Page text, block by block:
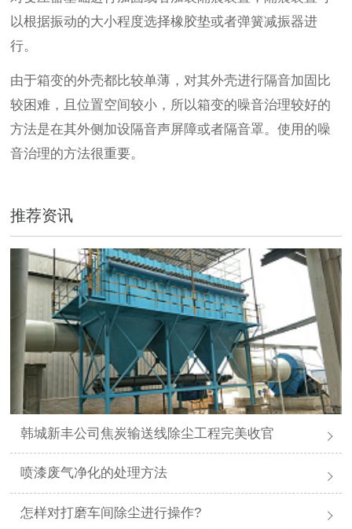
以根据振动的大小程度选择橡胶垫或者弹簧减振器进
行。
由于箱变的外壳都比较单薄，对其外壳进行隔音加固比
较困难，且位置空间较小，所以箱变的噪音治理较好的
方法是在其外侧加设隔音声屏障或者隔音罩。使用的噪
音治理的方法很重要。
推荐资讯
韩城新丰公司焦炭输送线除尘工程完美收官
喷漆废气净化的处理方法
怎样对打磨车间除尘进行操作?